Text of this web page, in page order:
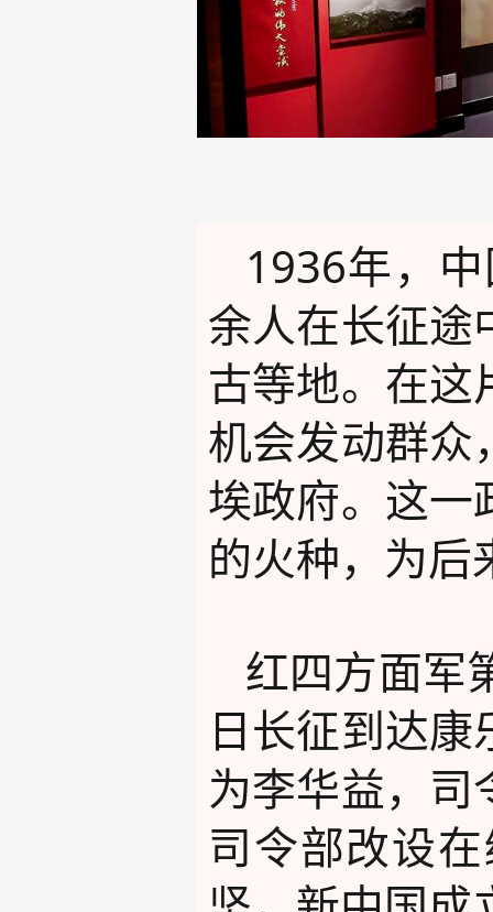
1936年，
余人在长征途
古等地。在这
机会发动群
埃政府。这一
的火种，为后
红四方面军
日长征到达
为李华益，司
司令部改设